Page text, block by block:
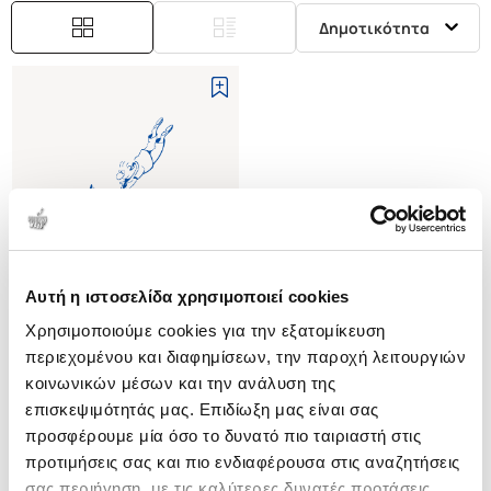
Αυτή η ιστοσελίδα χρησιμοποιεί cookies
Χρησιμοποιούμε cookies για την εξατομίκευση
περιεχομένου και διαφημίσεων, την παροχή λειτουργιών
κοινωνικών μέσων και την ανάλυση της
επισκεψιμότητάς μας. Επιδίωξη μας είναι σας
προσφέρουμε μία όσο το δυνατό πιο ταιριαστή στις
προτιμήσεις σας και πιο ενδιαφέρουσα στις αναζητήσεις
Δημοτικότητα
Εξαντλημένο
(0)
(P/B) THE EXPRESSIONISTS
DUBE WOLF-DIETER
Κωδ. Πολιτείας: 4634-0071